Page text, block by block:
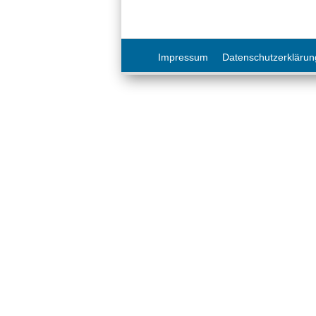
Impressum